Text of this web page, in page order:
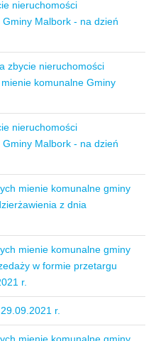
nieruchomości
Malbork - na dzień
zbycie nieruchomości
komunalne Gminy
nieruchomości
Malbork - na dzień
mienie komunalne gminy
z dnia
mienie komunalne gminy
w formie przetargu
r.
r.